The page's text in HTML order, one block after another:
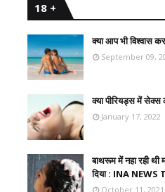
18 +
क्या आप भी विश्वास
September 09,
क्या पीरियड्स में
January 17, 2022
बाथरूम में नहा रही थी
दिया : INA NEWS
October 11, 2021